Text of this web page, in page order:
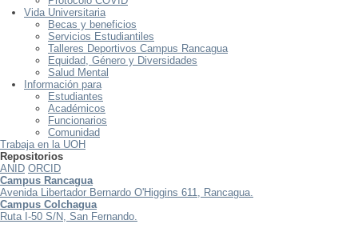
Vida Universitaria
Becas y beneficios
Servicios Estudiantiles
Talleres Deportivos Campus Rancagua
Equidad, Género y Diversidades
Salud Mental
Información para
Estudiantes
Académicos
Funcionarios
Comunidad
Trabaja en la UOH
Repositorios
ANID ORCID
Campus Rancagua
Avenida Libertador Bernardo O'Higgins 611, Rancagua.
Campus Colchagua
Ruta I-50 S/N, San Fernando.